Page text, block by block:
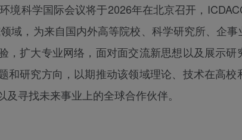
境科学国际会议将于2026年在北京召开，
域，为来自国内外高等院校、科学研究所、企
，扩大专业网络，面对面交流新思想以及展示
和研究方向，以期推动该领域理论、技术在高
寻找未来事业上的全球合作伙伴。